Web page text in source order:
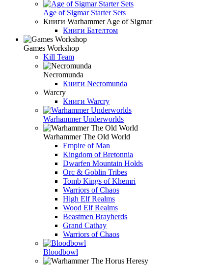
Age of Sigmar Starter Sets
Книги Warhammer Age of Sigmar
Книги Бателтом
Games Workshop
Kill Team
Necromunda
Книги Necromunda
Warcry
Книги Warcry
Warhammer Underworlds
Warhammer The Old World
Empire of Man
Kingdom of Bretonnia
Dwarfen Mountain Holds
Orc & Goblin Tribes
Tomb Kings of Khemri
Warriors of Chaos
High Elf Realms
Wood Elf Realms
Beastmen Brayherds
Grand Cathay
Warriors of Chaos
Bloodbowl